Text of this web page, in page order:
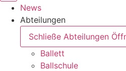
News
Abteilungen
Schließe Abteilungen
Ballett
Ballschule